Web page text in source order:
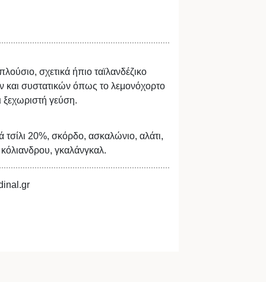
σχετικά ήπιο ταϊλανδέζικο
και συστατικών όπως το λεμονόχορτο
γεύση.
τσίλι 20%, σκόρδο, ασκαλώνιο, αλάτι,
γκαλάνγκαλ.